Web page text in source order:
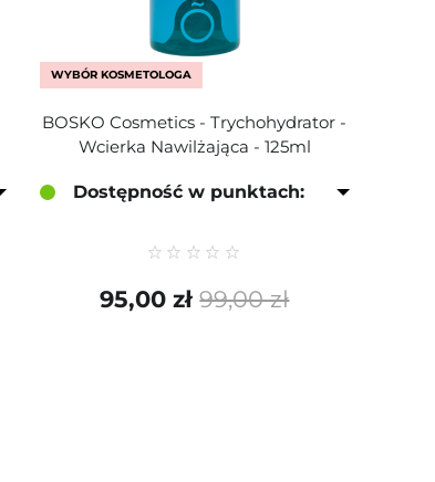
WYBÓR KOSMETOLOGA
BOSKO Cosmetics - Trychohydrator -
Wcierka Nawilżająca - 125ml
Dostępność w punktach:
99,00 zł
95,00 zł